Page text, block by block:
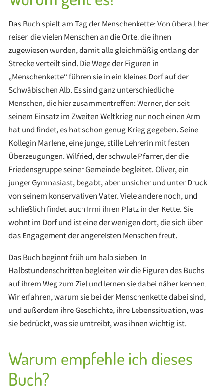
Das Buch spielt am Tag der Menschenkette: Von überall her
reisen die vielen Menschen an die Orte, die ihnen
zugewiesen wurden, damit alle gleichmäßig entlang der
Strecke verteilt sind. Die Wege der Figuren in
„Menschenkette“ führen sie in ein kleines Dorf auf der
Schwäbischen Alb. Es sind ganz unterschiedliche
Menschen, die hier zusammentreffen: Werner, der seit
seinem Einsatz im Zweiten Weltkrieg nur noch einen Arm
hat und findet, es hat schon genug Krieg gegeben. Seine
Kollegin Marlene, eine junge, stille Lehrerin mit festen
Überzeugungen. Wilfried, der schwule Pfarrer, der die
Friedensgruppe seiner Gemeinde begleitet. Oliver, ein
junger Gymnasiast, begabt, aber unsicher und unter Druck
von seinem konservativen Vater. Viele andere noch, und
schließlich findet auch Irmi ihren Platz in der Kette. Sie
wohnt im Dorf und ist eine der wenigen dort, die sich über
das Engagement der angereisten Menschen freut.
Das Buch beginnt früh um halb sieben. In
Halbstundenschritten begleiten wir die Figuren des Buchs
auf ihrem Weg zum Ziel und lernen sie dabei näher kennen.
Wir erfahren, warum sie bei der Menschenkette dabei sind,
und außerdem ihre Geschichte, ihre Lebenssituation, was
sie bedrückt, was sie umtreibt, was ihnen wichtig ist.
Warum empfehle ich dieses
Buch?